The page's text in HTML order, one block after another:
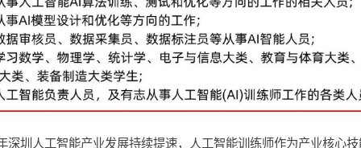
深圳人工智能产业发展持续提速，人工智能训练师作为产业核心